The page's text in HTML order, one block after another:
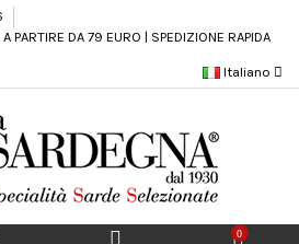
PARTIRE DA 79 EURO | SPEDIZIONE RAPIDA
Italiano
0